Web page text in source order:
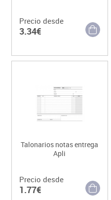
Precio desde
3.34€
Talonarios notas entrega
Apli
Precio desde
1.77€